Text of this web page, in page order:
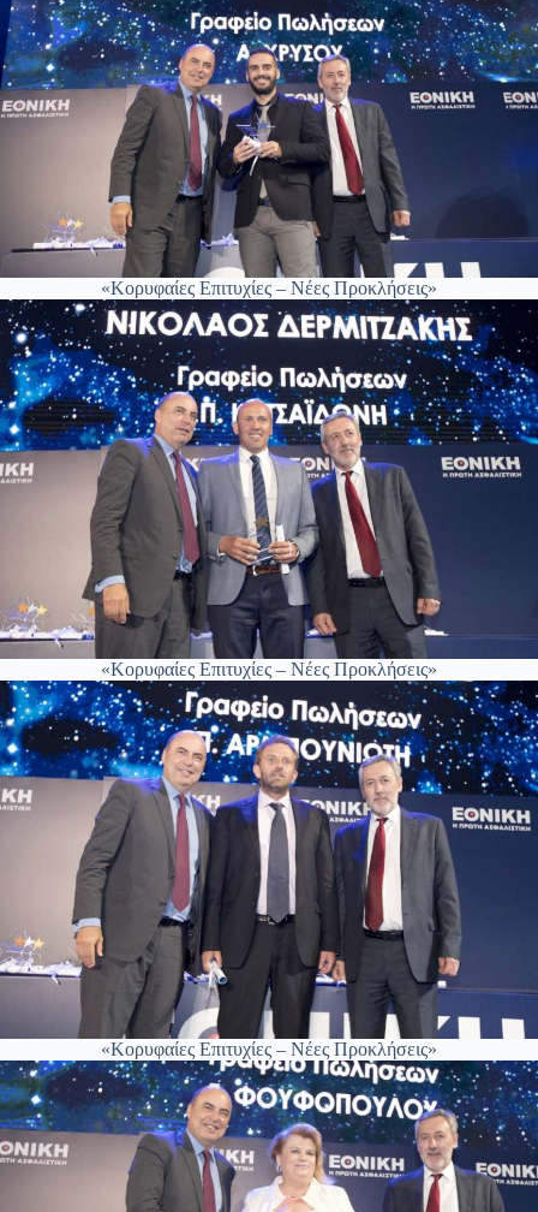
«Κορυφαίες Επιτυχίες – Νέες Προκλήσεις»
«Κορυφαίες Επιτυχίες – Νέες Προκλήσεις»
«Κορυφαίες Επιτυχίες – Νέες Προκλήσεις»